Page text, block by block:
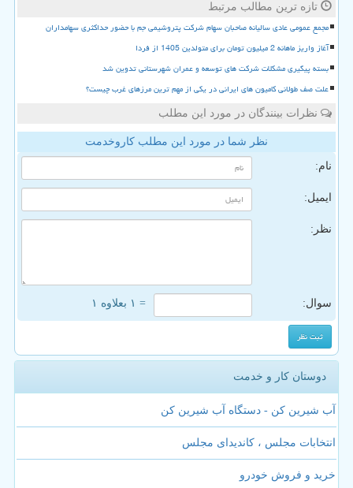
تازه ترین مطالب مرتبط
مجمع عمومی عادی سالیانه صاحبان سهام شرکت پتروشیمی جم با حضور حداکثری سهامداران
آغاز واریز ماهانه 2 میلیون تومان برای متولدین 1405 از فردا
بسته پیگیری مشکلات شرکت های توسعه و عمران شهرستانی تدوین شد
علت صف طولانی کامیون های ایرانی در یکی از مهم ترین مرزهای غرب چیست؟
نظرات بینندگان در مورد این مطلب
نظر شما در مورد این مطلب کاروخدمت
نام:
ایمیل:
نظر:
سوال: = ۱ بعلاوه ۱
دوستان کار و خدمت
آب شیرین کن - دستگاه آب شیرین کن
انتخابات مجلس ، کاندیدای مجلس
خرید و فروش خودرو